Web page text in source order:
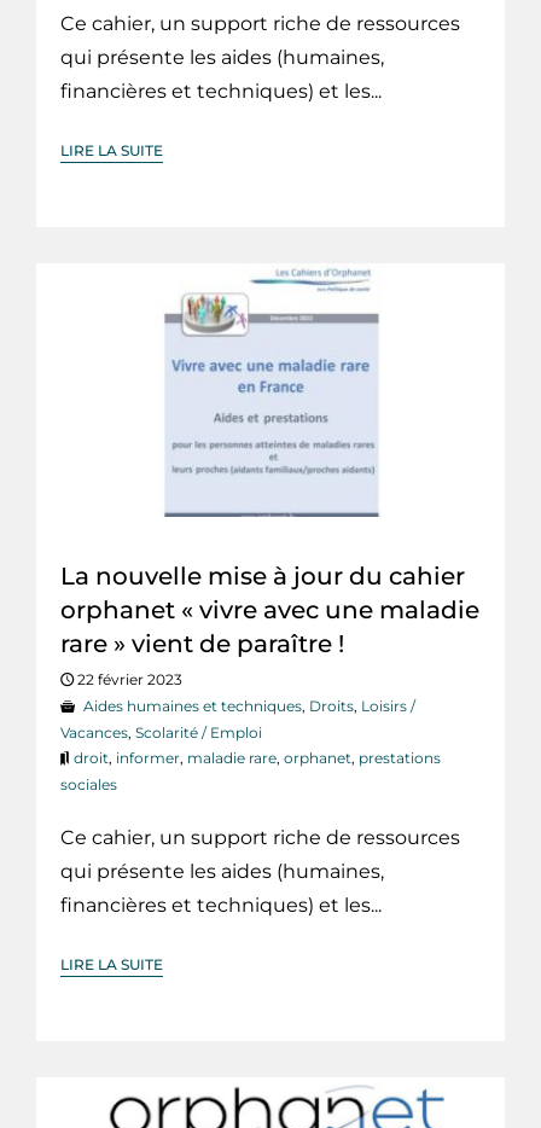
Ce cahier, un support riche de ressources
qui présente les aides (humaines,
financières et techniques) et les...
LIRE LA SUITE
La nouvelle mise à jour du cahier
orphanet « vivre avec une maladie
rare » vient de paraître !
22 février 2023
Aides humaines et techniques, Droits, Loisirs /
Vacances, Scolarité / Emploi
droit, informer, maladie rare, orphanet, prestations
sociales
Ce cahier, un support riche de ressources
qui présente les aides (humaines,
financières et techniques) et les...
LIRE LA SUITE